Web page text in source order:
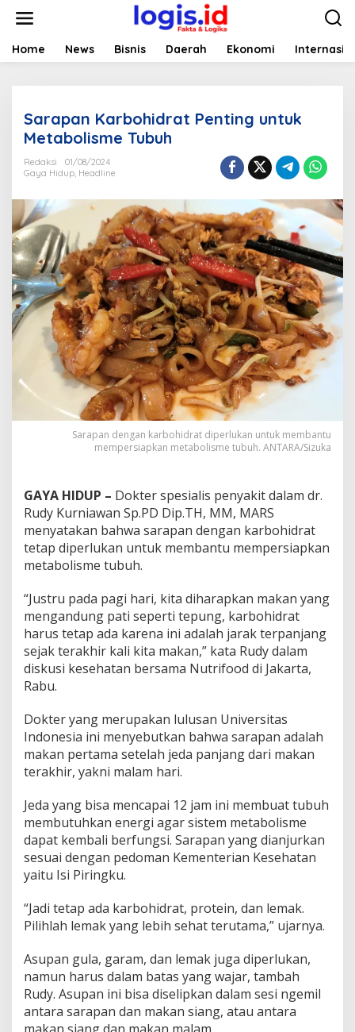
t
Home News Bisnis Daerah Ekonomi
Sarapan Karbohidrat Penting untuk
Metabolisme Tubuh
Redaksi
01/08/2024
Gaya Hidup, Headline
Sarapan dengan karbohidrat diperlukan untuk membantu
mempersiapkan metabolisme tubuh. ANTARA/Sizuka
GAYA HIDUP – Dokter spesialis penyakit dalam dr.
Rudy Kurniawan Sp.PD Dip.TH, MM, MARS
menyatakan bahwa sarapan dengan karbohidrat
tetap diperlukan untuk membantu mempersiapkan
metabolisme tubuh.
“Justru pada pagi hari, kita diharapkan makan yang
mengandung pati seperti tepung, karbohidrat
harus tetap ada karena ini adalah jarak terpanjang
sejak terakhir kali kita makan,” kata Rudy dalam
diskusi kesehatan bersama Nutrifood di Jakarta,
Rabu.
Dokter yang merupakan lulusan Universitas
Indonesia ini menyebutkan bahwa sarapan adalah
makan pertama setelah jeda panjang dari makan
terakhir, yakni malam hari.
Jeda yang bisa mencapai 12 jam ini membuat tubuh
membutuhkan energi agar sistem metabolisme
dapat kembali berfungsi. Sarapan yang dianjurkan
sesuai dengan pedoman Kementerian Kesehatan
yaitu Isi Piringku.
“Jadi tetap ada karbohidrat, protein, dan lemak.
Pilihlah lemak yang lebih sehat terutama,” ujarnya.
Asupan gula, garam, dan lemak juga diperlukan,
namun harus dalam batas yang wajar, tambah
Rudy. Asupan ini bisa diselipkan dalam sesi ngemil
antara sarapan dan makan siang, atau antara